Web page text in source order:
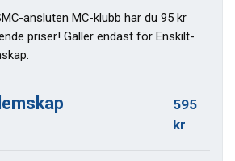
ansluten MC-klubb har du 95 kr
priser! Gäller endast för Enskilt-
595
kr